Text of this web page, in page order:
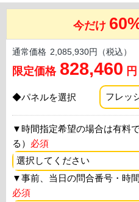
今だけ
通常価格 2,085,930円（税込）
限定価格 828,460
◆パネルを選択
▼時間指定希望の場合は有料
る） 必須
▼事前、当日の問合番号・時
必須